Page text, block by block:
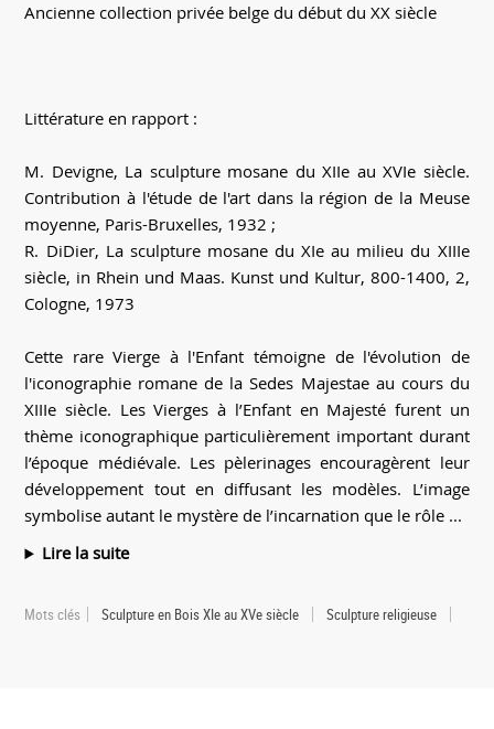
Ancienne collection privée belge du début du XX siècle
Littérature en rapport :
M. Devigne, La sculpture mosane du XIIe au XVIe siècle.
Contribution à l'étude de l'art dans la région de la Meuse
moyenne, Paris-Bruxelles, 1932 ;
R. DiDier, La sculpture mosane du XIe au milieu du XIIIe
siècle, in Rhein und Maas. Kunst und Kultur, 800-1400, 2,
Cologne, 1973
Cette rare Vierge à l'Enfant témoigne de l'évolution de
l'iconographie romane de la Sedes Majestae au cours du
XIIIe siècle. Les Vierges à l’Enfant en Majesté furent un
thème iconographique particulièrement important durant
l’époque médiévale. Les pèlerinages encouragèrent leur
développement tout en diffusant les modèles. L’image
symbolise autant le mystère de l’incarnation que le rôle ...
Lire la suite
Mots clés Sculpture en Bois XIe au XVe siècle Sculpture religieuse